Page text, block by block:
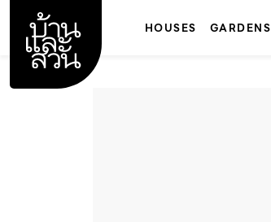
content
HOUSES GARDENS